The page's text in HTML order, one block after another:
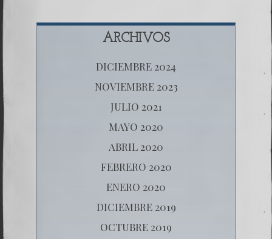
ARCHIVOS
DICIEMBRE 2024
NOVIEMBRE 2023
JULIO 2021
MAYO 2020
ABRIL 2020
FEBRERO 2020
ENERO 2020
DICIEMBRE 2019
OCTUBRE 2019